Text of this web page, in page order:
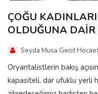
ÇOĞU
OLDUĞUNA
Seyda Musa Gecit
Oryantalistlerin bakış
kapasiteli, dar ufuklu yerli